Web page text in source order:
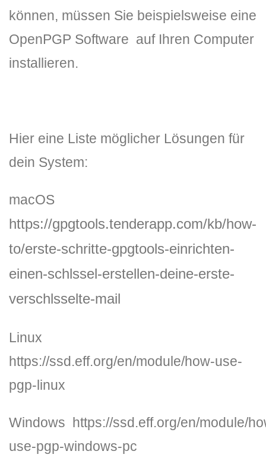
Hilfe
DLH Stick Bedienungsanleitung
Videoanleitung und Manual
können, müssen Sie beispielsweise eine
OpenPGP Software auf Ihren Computer
installieren.
Hier eine Liste möglicher Lösungen für
dein System:
macOS
https://gpgtools.tenderapp.com/kb/how-
to/erste-schritte-gpgtools-einrichten-
einen-schlssel-erstellen-deine-erste-
verschlsselte-mail
Linux
https://ssd.eff.org/en/module/how-use-
pgp-linux
Windows https://ssd.eff.org/en/module/
use-pgp-windows-pc